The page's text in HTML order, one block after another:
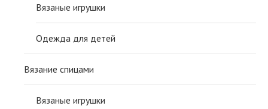
Вязаные игрушки
Одежда для детей
Вязание спицами
Вязаные игрушки